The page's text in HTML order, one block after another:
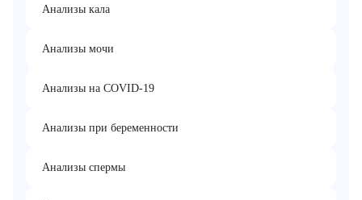
Анализы кала
Анализы мочи
Анализы на COVID-19
Анализы при беременности
Анализы спермы